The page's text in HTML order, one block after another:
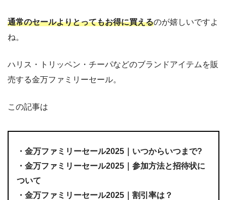
通常のセールよりとってもお得に買えるのが嬉しいですよ
ね。
ハリス・トリッペン・チーパなどのブランドアイテムを販
売する金万ファミリーセール。
この記事は
・金万ファミリーセール2025｜いつからいつまで?
・金万ファミリーセール2025｜参加方法と招待状に
ついて
・金万ファミリーセール2025｜割引率は？